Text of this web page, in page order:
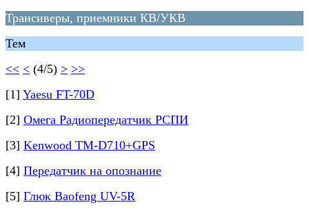
Трансиверы, приемники КВ/УКВ
Тем
<< < (4/5) > >>
[1] Yaesu FT-70D
[2] Омега Радиопередатчик РСПИ
[3] Kenwood TM-D710+GPS
[4] Передатчик на опознание
[5] Глюк Baofeng UV-5R